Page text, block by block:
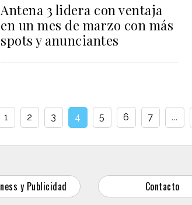
Antena 3 lidera con ventaja
en un mes de marzo con más
spots y anunciantes
1 2 3 4 5 6 7 ...
y Publicidad Contacto